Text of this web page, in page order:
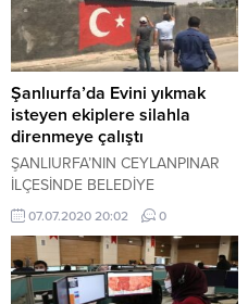
Şanlıurfa’da Evini yıkmak
isteyen ekiplere silahla
direnmeye çalıştı
ŞANLIURFA’NIN CEYLANPINAR
İLÇESİNDE BELEDİYE
EKİPLERİNİN YOL GENİŞLETME
ÇALIŞMASI GEREKÇESİYLE EVİNİ
YIKMASINA KARŞI ÇIKAN ŞAHIS,
ÇATIYA ÇIKIP ÇENESİNİN ALTINA
AV TÜFEĞİ DAYADI.
07.07.2020 20:02 0